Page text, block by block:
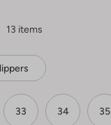
13 items
33 34 35